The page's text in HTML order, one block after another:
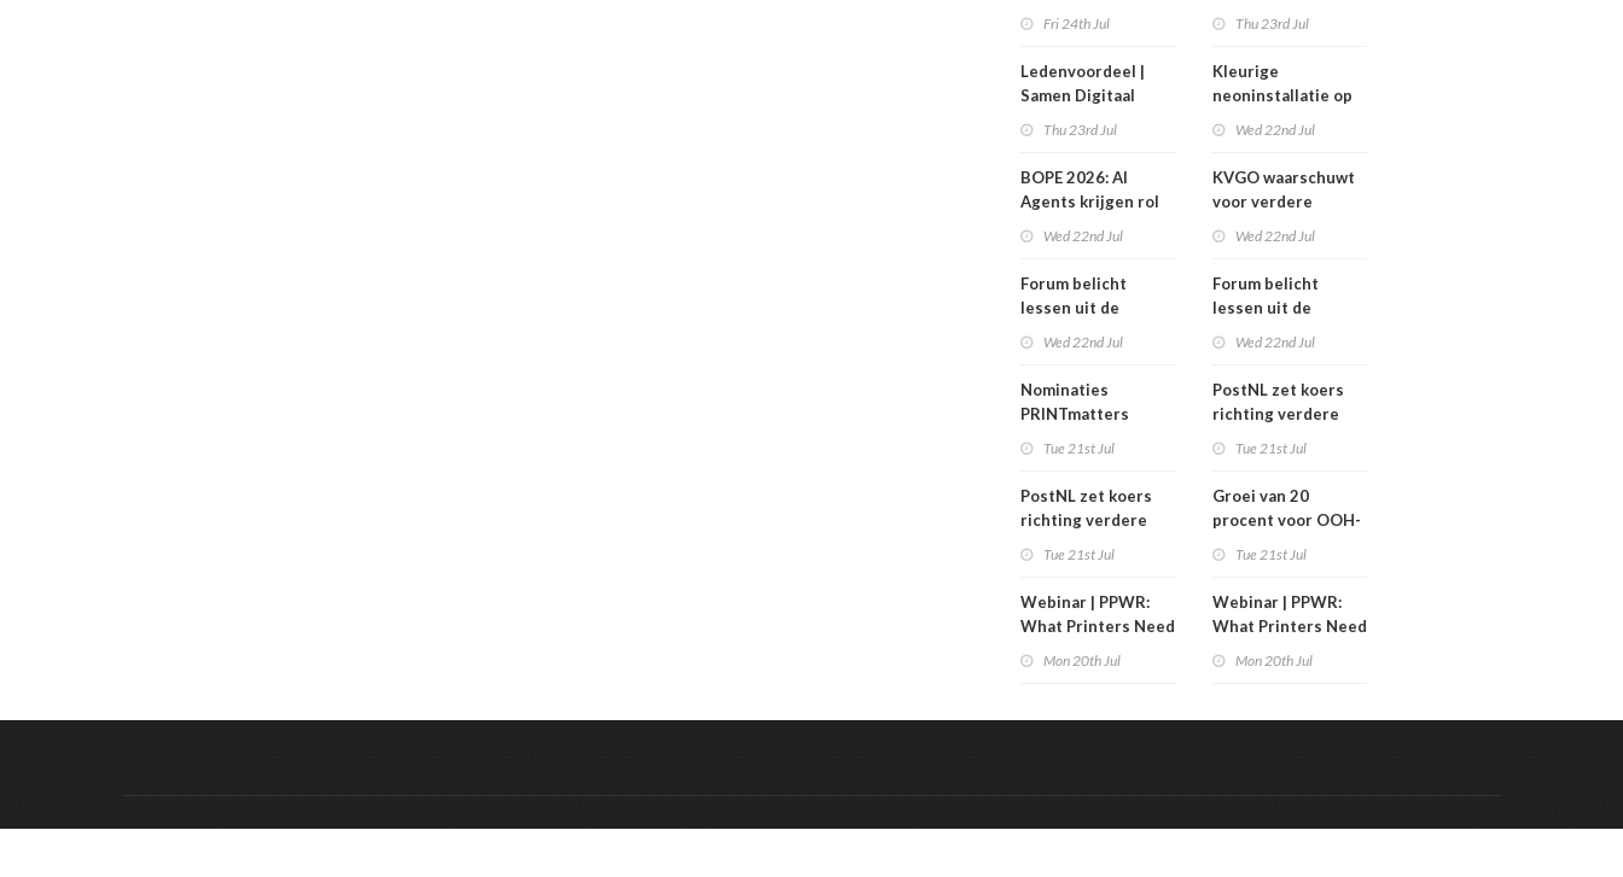
webinar
overzichtelijk op
Fri 24th Jul
Ledenvoordeel |
Samen Digitaal
Thu 23rd Jul
BOPE 2026: AI
Agents krijgen rol
Wed 22nd Jul
Forum belicht
lessen uit de
carrièreswitches
Wed 22nd Jul
Nominaties
PRINTmatters
Tue 21st Jul
PostNL zet koers
richting verdere
en hun klanten
betalen de rekening
Tue 21st Jul
Webinar | PPWR:
What Printers Need
Mon 20th Jul
Thu 23rd Jul
Kleurige
neoninstallatie op
Wed 22nd Jul
KVGO waarschuwt
voor verdere
Wed 22nd Jul
Forum belicht
lessen uit de
carrièreswitches
Wed 22nd Jul
PostNL zet koers
richting verdere
en hun klanten
betalen de rekening
Tue 21st Jul
Groei van 20
procent voor OOH-
Tue 21st Jul
Webinar | PPWR:
What Printers Need
Mon 20th Jul